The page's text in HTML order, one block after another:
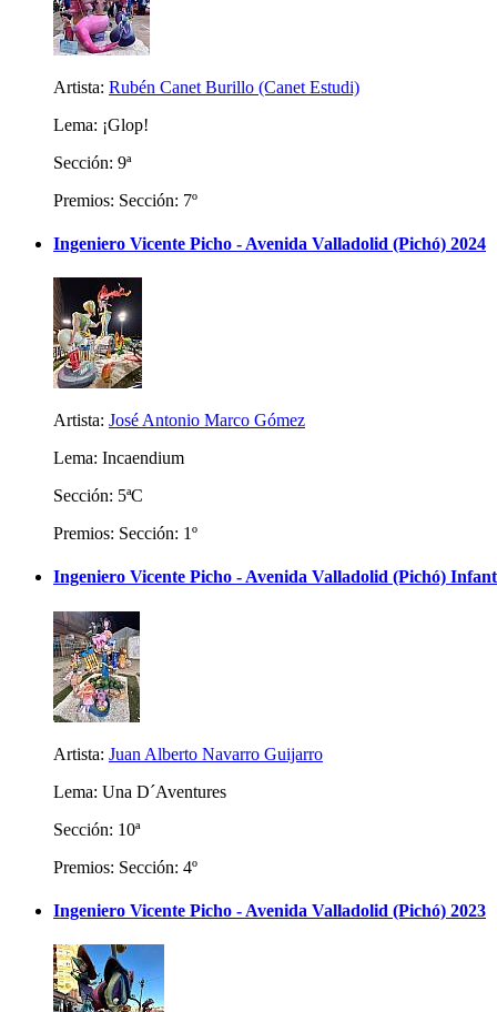
Artista: Rubén Canet Burillo (Canet Estudi)
Lema: ¡Glop!
Sección: 9ª
Premios: Sección: 7º
Ingeniero Vicente Picho - Avenida Valladolid (Pichó) 2024
Artista: José Antonio Marco Gómez
Lema: Incaendium
Sección: 5ªC
Premios: Sección: 1º
Ingeniero Vicente Picho - Avenida Valladolid (Pichó)
Artista: Juan Alberto Navarro Guijarro
Lema: Una D´Aventures
Sección: 10ª
Premios: Sección: 4º
Ingeniero Vicente Picho - Avenida Valladolid (Pichó) 2023